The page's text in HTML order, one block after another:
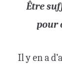
Être
pour
Il y en a